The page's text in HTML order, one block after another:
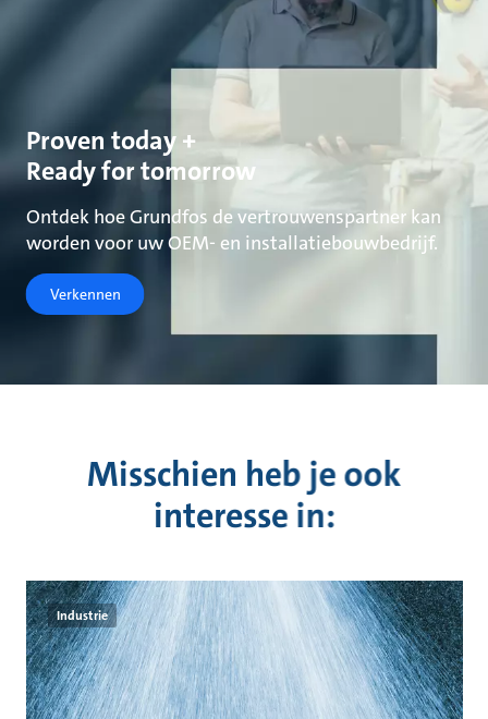
Proven today +
Ready for tomorrow
Ontdek hoe Grundfos de vertrouwenspartner kan
worden voor uw OEM- en installatiebouwbedrijf.
Verkennen
Misschien heb je ook
interesse in:
Industrie